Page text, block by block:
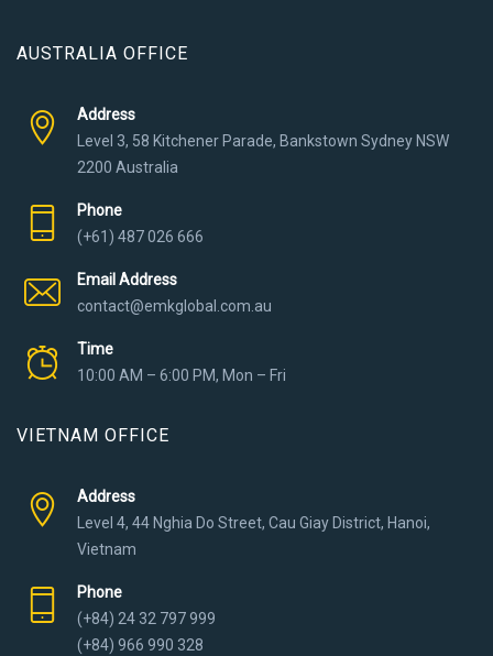
AUSTRALIA OFFICE
Address
Level 3, 58 Kitchener Parade, Bankstown Sydney NSW
2200 Australia
Phone
(+61) 487 026 666
Email Address
contact@emkglobal.com.au
Time
10:00 AM – 6:00 PM, Mon – Fri
VIETNAM OFFICE
Address
Level 4, 44 Nghia Do Street, Cau Giay District, Hanoi,
Vietnam
Phone
(+84) 24 32 797 999
(+84) 966 990 328